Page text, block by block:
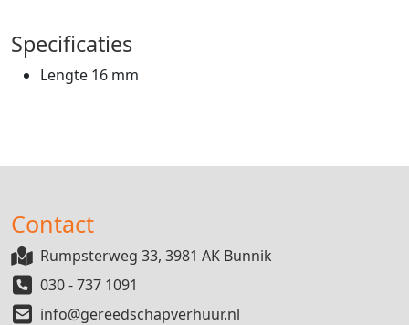
Specificaties
Lengte 16 mm
Contact
Rumpsterweg 33, 3981 AK Bunnik
030 - 737 1091
info@gereedschapverhuur.nl